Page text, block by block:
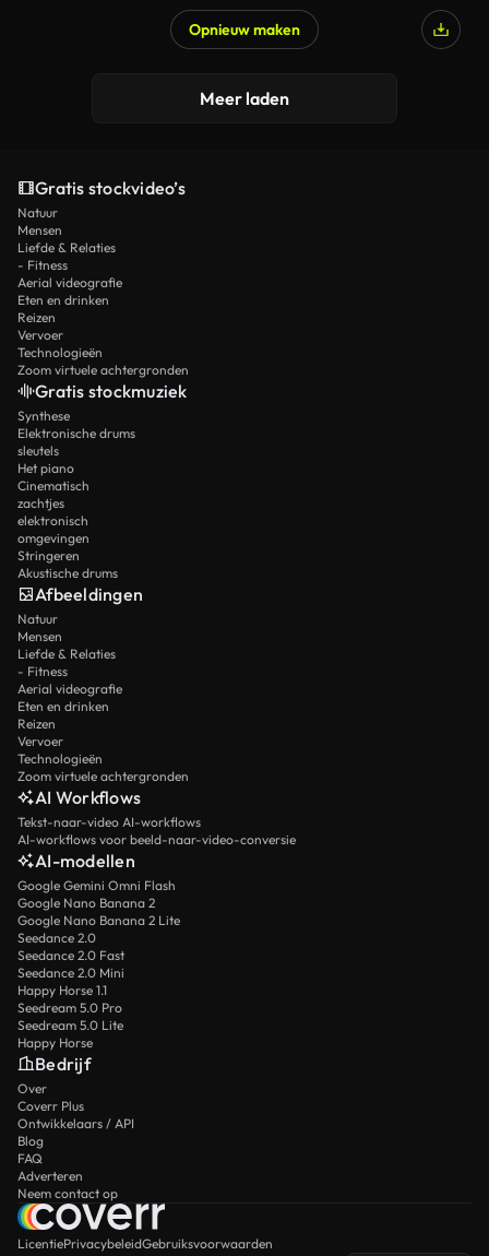
Opnieuw maken
Meer laden
Gratis stockvideo’s
Natuur
Mensen
Liefde & Relaties
- Fitness
Aerial videografie
Eten en drinken
Reizen
Vervoer
Technologieën
Zoom virtuele achtergronden
Gratis stockmuziek
Synthese
Elektronische drums
sleutels
Het piano
Cinematisch
zachtjes
elektronisch
omgevingen
Stringeren
Akustische drums
Afbeeldingen
Natuur
Mensen
Liefde & Relaties
- Fitness
Aerial videografie
Eten en drinken
Reizen
Vervoer
Technologieën
Zoom virtuele achtergronden
AI Workflows
Tekst-naar-video AI-workflows
AI-workflows voor beeld-naar-video-conversie
AI-modellen
Google Gemini Omni Flash
Google Nano Banana 2
Google Nano Banana 2 Lite
Seedance 2.0
Seedance 2.0 Fast
Seedance 2.0 Mini
Happy Horse 1.1
Seedream 5.0 Pro
Seedream 5.0 Lite
Happy Horse
Bedrijf
Over
Coverr Plus
Ontwikkelaars / API
Blog
FAQ
Adverteren
Neem contact op
LicentiePrivacybeleidGebruiksvoorwaarden